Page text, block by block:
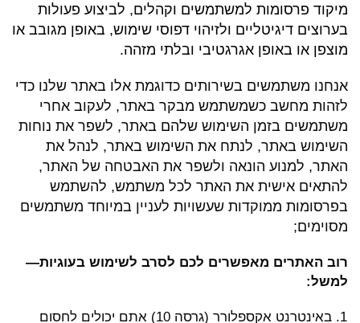
מיקוד פרסומות למשתמשים וקהלים, לביצוע פעולות
בערוצים דיגיטליים ולזיהוי דפוסי שימוש, באופן מגובב או
מוצפן או באופן אגרגטיבי ובלתי מזהה.
אנחנו משתמשים בשירותים כדוגמת אלו באתר שלנו כדי
לזהות מחשב כשמשתמש מבקר באתר, לעקוב אחרי
משתמשים בזמן השימוש שלהם באתר, לשפר את נוחות
השימוש באתר, לנתח את השימוש באתר, לנהל את
האתר, למנוע הונאה ולשפר את האבטחה של האתר,
להתאים אישית את האתר לכל משתמש, להשתמש
בפרסומות ממוקדות שעשויות לעניין במיוחד משתמשים
מסוימים;
רוב האתרים מאפשרים לכם לסרב לשימוש בעוגיות—
למשל:
באינטרנט אקספלורר (גרסה 10) אתם יכולים לחסום